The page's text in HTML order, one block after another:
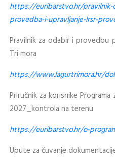
https://euribarstvo.hr/
provedba-i-upravljanje-lrsr-
Pravilnik za odabir i provedbu
Tri mora
https://www.lagurtrimora.hr/
Priručnik za korisnike
2027_kontrola na terenu
https://euribarstvo.hr/o-
Upute za čuvanje